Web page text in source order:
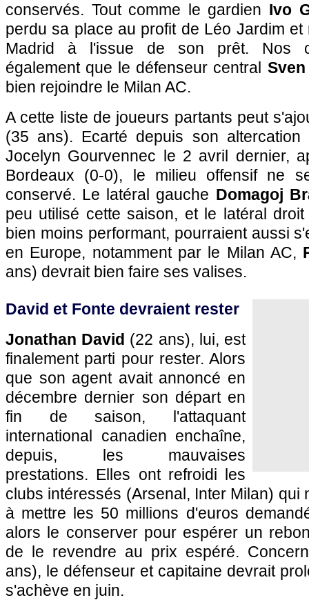
conservés. Tout comme le gardien Ivo
perdu sa place au profit de Léo Jardim et
Madrid à l'issue de son prêt. Nos
également que le défenseur central
bien rejoindre le Milan AC.
A cette liste de joueurs partants peut
(35 ans). Ecarté depuis son
Jocelyn Gourvennec le 2 avril dernier,
Bordeaux (0-0), le milieu offensif ne
conservé. Le latéral gauche Domagoj
peu utilisé cette saison, et le latéral
bien moins performant, pourraient aussi
en Europe, notamment par le Milan AC,
ans) devrait bien faire ses valises.
David et Fonte devraient rester
Jonathan David (22 ans), lui, est
finalement parti pour rester. Alors
que son agent avait annoncé en
décembre dernier son départ en
fin de saison, l'attaquant
international canadien enchaîne,
depuis, les mauvaises
prestations. Elles ont refroidi les
clubs intéressés (Arsenal, Inter Milan) qui
à mettre les 50 millions d'euros
alors le conserver pour espérer un
de le revendre au prix espéré.
ans), le défenseur et capitaine devrait
s'achève en juin.